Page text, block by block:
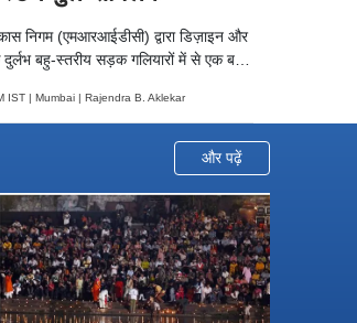
निगम (एमआरआईडीसी) द्वारा डिज़ाइन और
बहु-स्तरीय सड़क गलियारों में से एक बन
IST | Mumbai | Rajendra B. Aklekar
और पढ़ें